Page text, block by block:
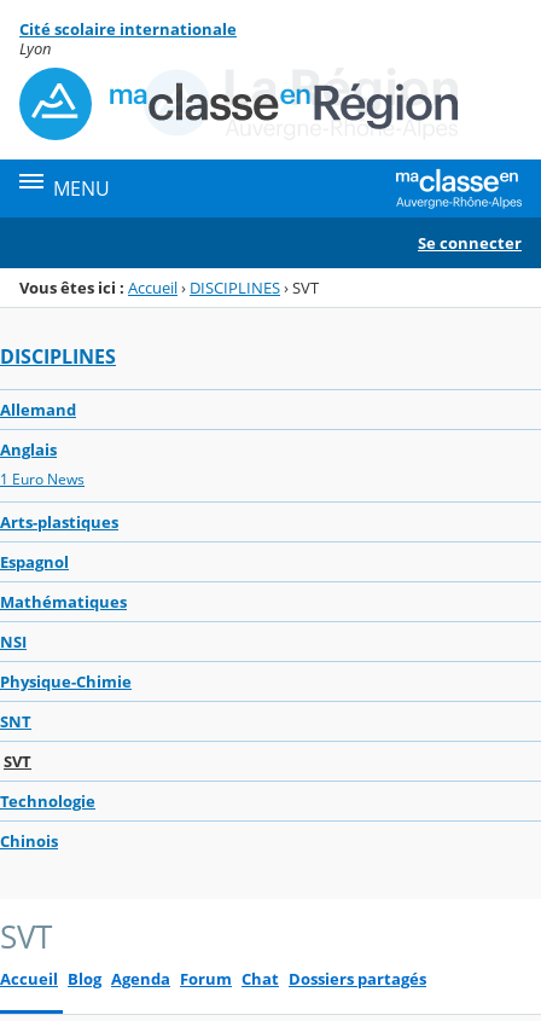
Menu de la rubrique
Contenu
Cité scolaire internationale
Lyon
MENU
Se connecter
Vous êtes ici : Accueil› DISCIPLINES›SVT
DISCIPLINES
Allemand
Anglais
1 Euro News
Arts-plastiques
Espagnol
Mathématiques
NSI
Physique-Chimie
SNT
SVT
Technologie
Chinois
SVT
Accueil Blog Agenda Forum Chat Dossiers partagés